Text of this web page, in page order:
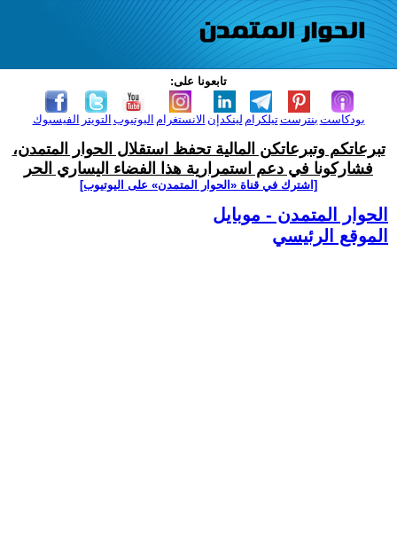
تابعونا على:
الفيسبوك التويتر اليوتيوب الانستغرام لينكدإن تيلكرامبنترست بودكاست
تبرعاتكم وتبرعاتكن المالية تحفظ استقلال الحوار المتمدن،
فشاركونا في دعم استمرارية هذا الفضاء اليساري الحر
[اشترك في قناة ‫«الحوار المتمدن» على اليوتيوب]
الحوار المتمدن - موبايل
الموقع الرئيسي